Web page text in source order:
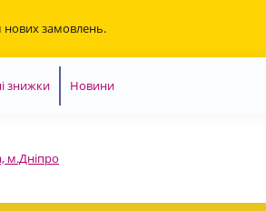
нових замовлень.
знижки Новини
м.Дніпро